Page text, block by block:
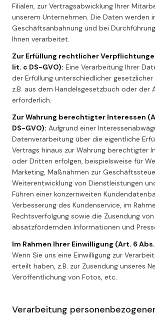
Filialen, zur Vertragsabwicklung Ihrer
unserem Unternehmen. Die Daten werden
Geschäftsanbahnung und bei
Ihnen verarbeitet.
Zur Erfüllung rechtlicher
lit. c DS-GVO): Eine Verarbeitung Ihrer
der Erfüllung unterschiedlicher
z.B. aus dem Handelsgesetzbuch oder der
erforderlich.
Zur Wahrung berechtigter Interessen
DS-GVO): Aufgrund einer
Datenverarbeitung über die eigentliche
Vertrags hinaus zur Wahrung berechtigter
oder Dritten erfolgen, beispielsweise für
Marketing, Maßnahmen zur
Weiterentwicklung von Dienstleistungen
Führen einer konzernweiten
Verbesserung des Kundenservice, im
Rechtsverfolgung sowie die Zusendung
absatzfördernden Informationen und
Im Rahmen Ihrer Einwilligung (Art. 6 Abs.
Wenn Sie uns eine Einwilligung zur
erteilt haben, z.B. zur Zusendung unseres
Veröffentlichung von Fotos, etc.
Verarbeitung